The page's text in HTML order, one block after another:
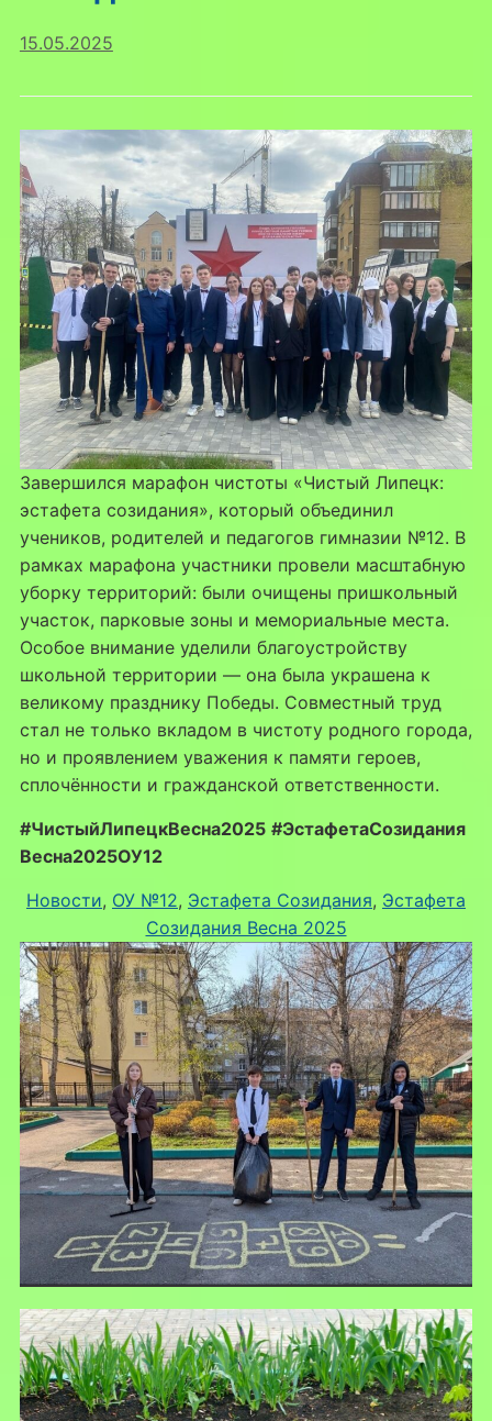
15.05.2025
Завершился марафон чистоты «Чистый Липецк:
эстафета созидания», который объединил
учеников, родителей и педагогов гимназии №12. В
рамках марафона участники провели масштабную
уборку территорий: были очищены пришкольный
участок, парковые зоны и мемориальные места.
Особое внимание уделили благоустройству
школьной территории — она была украшена к
великому празднику Победы. Совместный труд
стал не только вкладом в чистоту родного города,
но и проявлением уважения к памяти героев,
сплочённости и гражданской ответственности.
#ЧистыйЛипецкВесна2025 #ЭстафетаСозидания
Весна2025ОУ12
Новости, ОУ №12, Эстафета Созидания, Эстафета
Созидания Весна 2025